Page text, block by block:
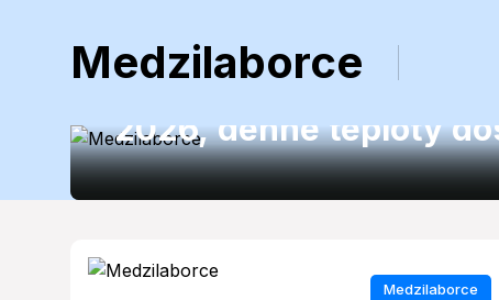
Medzilaborce
Medzilaborce čaká
2026, denné teploty
Medzilaborce